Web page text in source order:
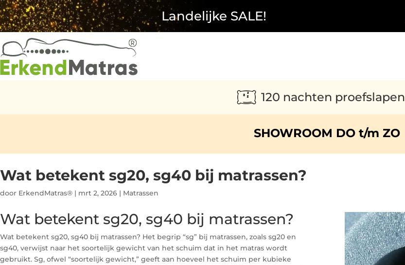
Landelijke SALE!
120 nachten proefslapen
SHOWROOM DO t/m ZO
Wat betekent sg20, sg40 bij matrassen?
door ErkendMatras® | mrt 2, 2026 | Matrassen
Wat betekent sg20, sg40 bij matrassen?
Wat betekent sg20, sg40 bij matrassen? Het begrip “sg” bij matrassen, zoals sg20 en
sg40, verwijst naar het soortelijk gewicht van het schuim dat in het matras wordt
gebruikt. Sg, ofwel “soortelijk gewicht,” geeft aan hoeveel het schuim per kubieke